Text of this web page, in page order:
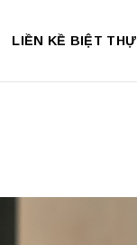
LIỀN KỀ BIỆT THỰ